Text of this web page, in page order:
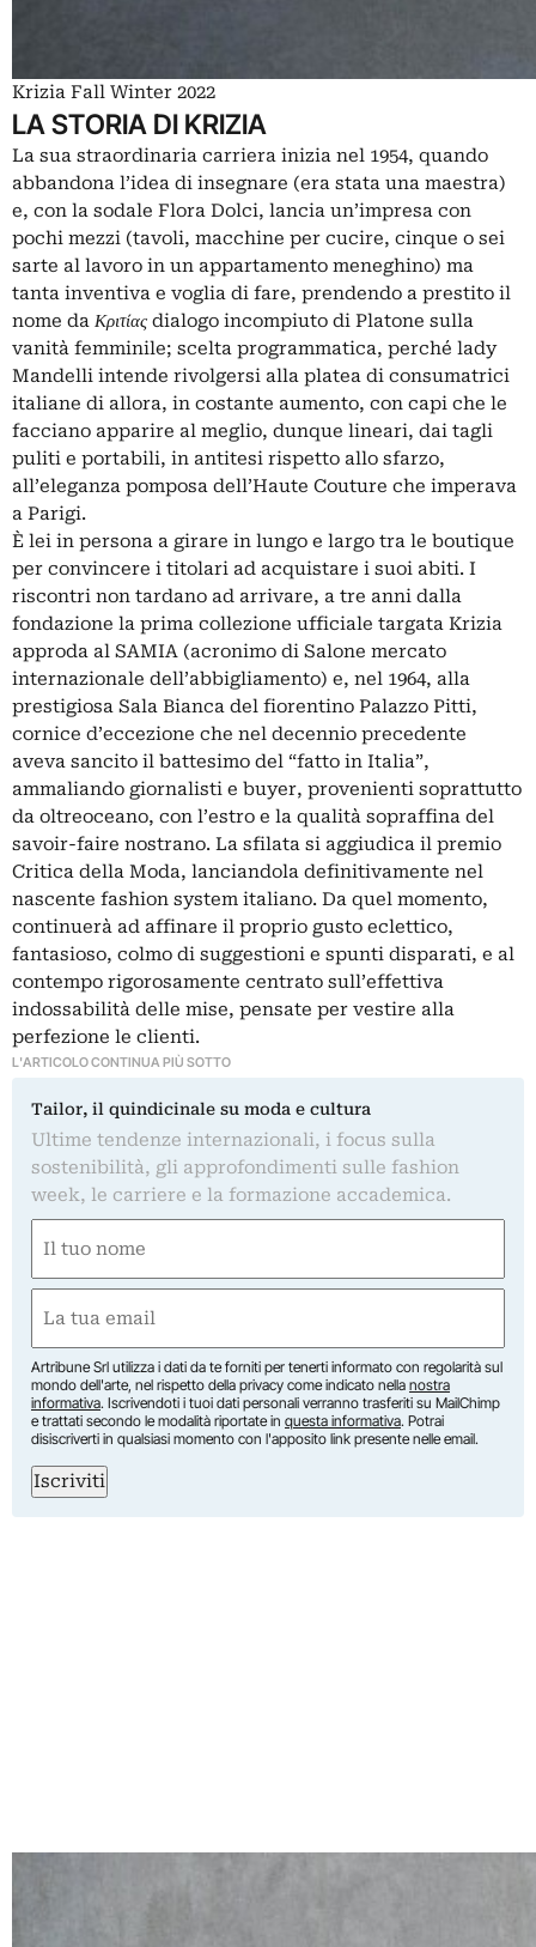
Krizia Fall Winter 2022
LA STORIA DI KRIZIA
La sua straordinaria carriera inizia nel 1954, quando
abbandona l’idea di insegnare (era stata una maestra)
e, con la sodale Flora Dolci, lancia un’impresa con
pochi mezzi (tavoli, macchine per cucire, cinque o sei
sarte al lavoro in un appartamento meneghino) ma
tanta inventiva e voglia di fare, prendendo a prestito il
nome da Κριτίας dialogo incompiuto di Platone sulla
vanità femminile; scelta programmatica, perché lady
Mandelli intende rivolgersi alla platea di consumatrici
italiane di allora, in costante aumento, con capi che le
facciano apparire al meglio, dunque lineari, dai tagli
puliti e portabili, in antitesi rispetto allo sfarzo,
all’eleganza pomposa dell’Haute Couture che imperava
a Parigi.
È lei in persona a girare in lungo e largo tra le boutique
per convincere i titolari ad acquistare i suoi abiti. I
riscontri non tardano ad arrivare, a tre anni dalla
fondazione la prima collezione ufficiale targata Krizia
approda al SAMIA (acronimo di Salone mercato
internazionale dell’abbigliamento) e, nel 1964, alla
prestigiosa Sala Bianca del fiorentino Palazzo Pitti,
cornice d’eccezione che nel decennio precedente
aveva sancito il battesimo del “fatto in Italia”,
ammaliando giornalisti e buyer, provenienti soprattutto
da oltreoceano, con l’estro e la qualità sopraffina del
savoir-faire nostrano. La sfilata si aggiudica il premio
Critica della Moda, lanciandola definitivamente nel
nascente fashion system italiano. Da quel momento,
continuerà ad affinare il proprio gusto eclettico,
fantasioso, colmo di suggestioni e spunti disparati, e al
contempo rigorosamente centrato sull’effettiva
indossabilità delle mise, pensate per vestire alla
perfezione le clienti.
L'ARTICOLO CONTINUA PIÙ SOTTO
Tailor, il quindicinale su moda e cultura
Ultime tendenze internazionali, i focus sulla
sostenibilità, gli approfondimenti sulle fashion
week, le carriere e la formazione accademica.
(Required)
First
(Required)
Artribune Srl utilizza i dati da te forniti per tenerti informato con regolarità sul
mondo dell'arte, nel rispetto della privacy come indicato nella nostra
informativa. Iscrivendoti i tuoi dati personali verranno trasferiti su MailChimp
e trattati secondo le modalità riportate in questa informativa. Potrai
disiscriverti in qualsiasi momento con l'apposito link presente nelle email.
Iscriviti